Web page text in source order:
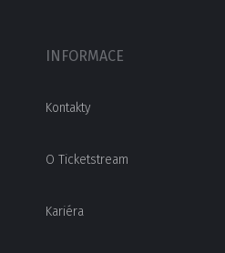
INFORMACE
Kontakty
O Ticketstream
Kariéra